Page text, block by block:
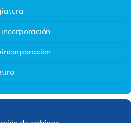
incorporación